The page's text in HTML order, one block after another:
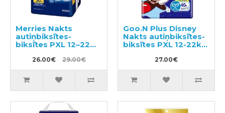
Merries Nakts
autiņbiksītes-
biksītes PXL 12–22
26.00€ 29.00€
Goo.N Plus Disney
Nakts autiņbiksītes-
biksītes PXL 12-22kg
27.00€